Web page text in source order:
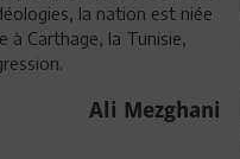
la nation est niée
à Carthage, la Tunisie,
Ali Mezghani